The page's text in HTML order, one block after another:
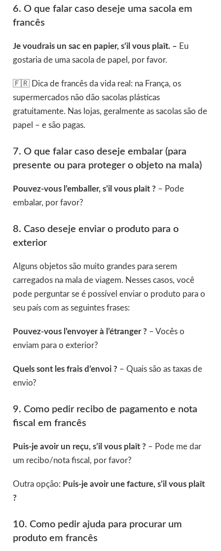
6. O que falar caso deseje uma sacola em
francês
Je voudrais un sac en papier, s’il vous plaît. – Eu
gostaria de uma sacola de papel, por favor.
🇫🇷 Dica de francês da vida real: na França, os
supermercados não dão sacolas plásticas
gratuitamente. Nas lojas, geralmente as sacolas são de
papel – e são pagas.
7. O que falar caso deseje embalar (para
presente ou para proteger o objeto na mala)
Pouvez-vous l’emballer, s’il vous plaît ? – Pode
embalar, por favor?
8. Caso deseje enviar o produto para o
exterior
Alguns objetos são muito grandes para serem
carregados na mala de viagem. Nesses casos, você
pode perguntar se é possível enviar o produto para o
seu país com as seguintes frases:
Pouvez-vous l’envoyer à l’étranger ? – Vocês o
enviam para o exterior?
Quels sont les frais d’envoi ? – Quais são as taxas de
envio?
9. Como pedir recibo de pagamento e nota
fiscal em francês
Puis-je avoir un reçu, s’il vous plaît ? – Pode me dar
um recibo/nota fiscal, por favor?
Outra opção: Puis-je avoir une facture, s’il vous plaît
?
10. Como pedir ajuda para procurar um
produto em francês